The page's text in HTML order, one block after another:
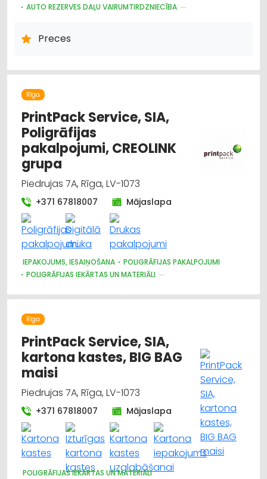
AUTO REZERVES DAĻU VAIRUMTIRDZNIECĪBA
DAĻAS
AUTOSERVISU APRĪKOJUMS
Preces
Rīga
PrintPack Service, SIA,
Poligrāfijas
pakalpojumi, CREOLINK
grupa
Piedrujas 7A, Rīga, LV-1073
+371 67818007 Mājaslapa
IEPAKOJUMS, IESAIŅOŠANA
POLIGRĀFIJAS PAKALPOJUMI
POLIGRĀFIJAS IEKĀRTAS UN MATERIĀLI
REKLĀMA
Rīga
PrintPack Service, SIA,
kartona kastes, BIG BAG
maisi
Piedrujas 7A, Rīga, LV-1073
+371 67818007 Mājaslapa
POLIGRĀFIJAS IEKĀRTAS UN MATERIĀLI